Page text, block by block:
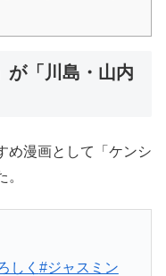
が「川島・山内
め漫画として「ケンシ
しく #ジャスミン